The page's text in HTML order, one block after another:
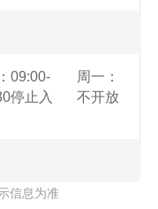
09:00-
停止入
周一：
不开放
信息为准